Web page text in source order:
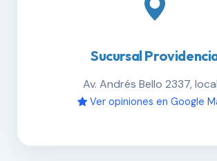
Sucursal
Av. Andrés Bello 2337,
Ver opiniones en Google